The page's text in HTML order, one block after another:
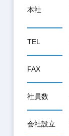
本社
TEL
FAX
社員数
会社設立